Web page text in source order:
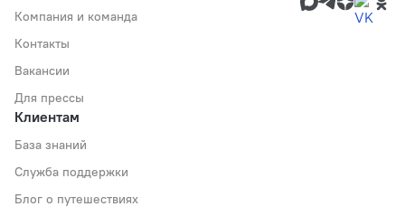
Компания и команда
Контакты
Вакансии
Для прессы
Клиентам
База знаний
Служба поддержки
Блог о путешествиях